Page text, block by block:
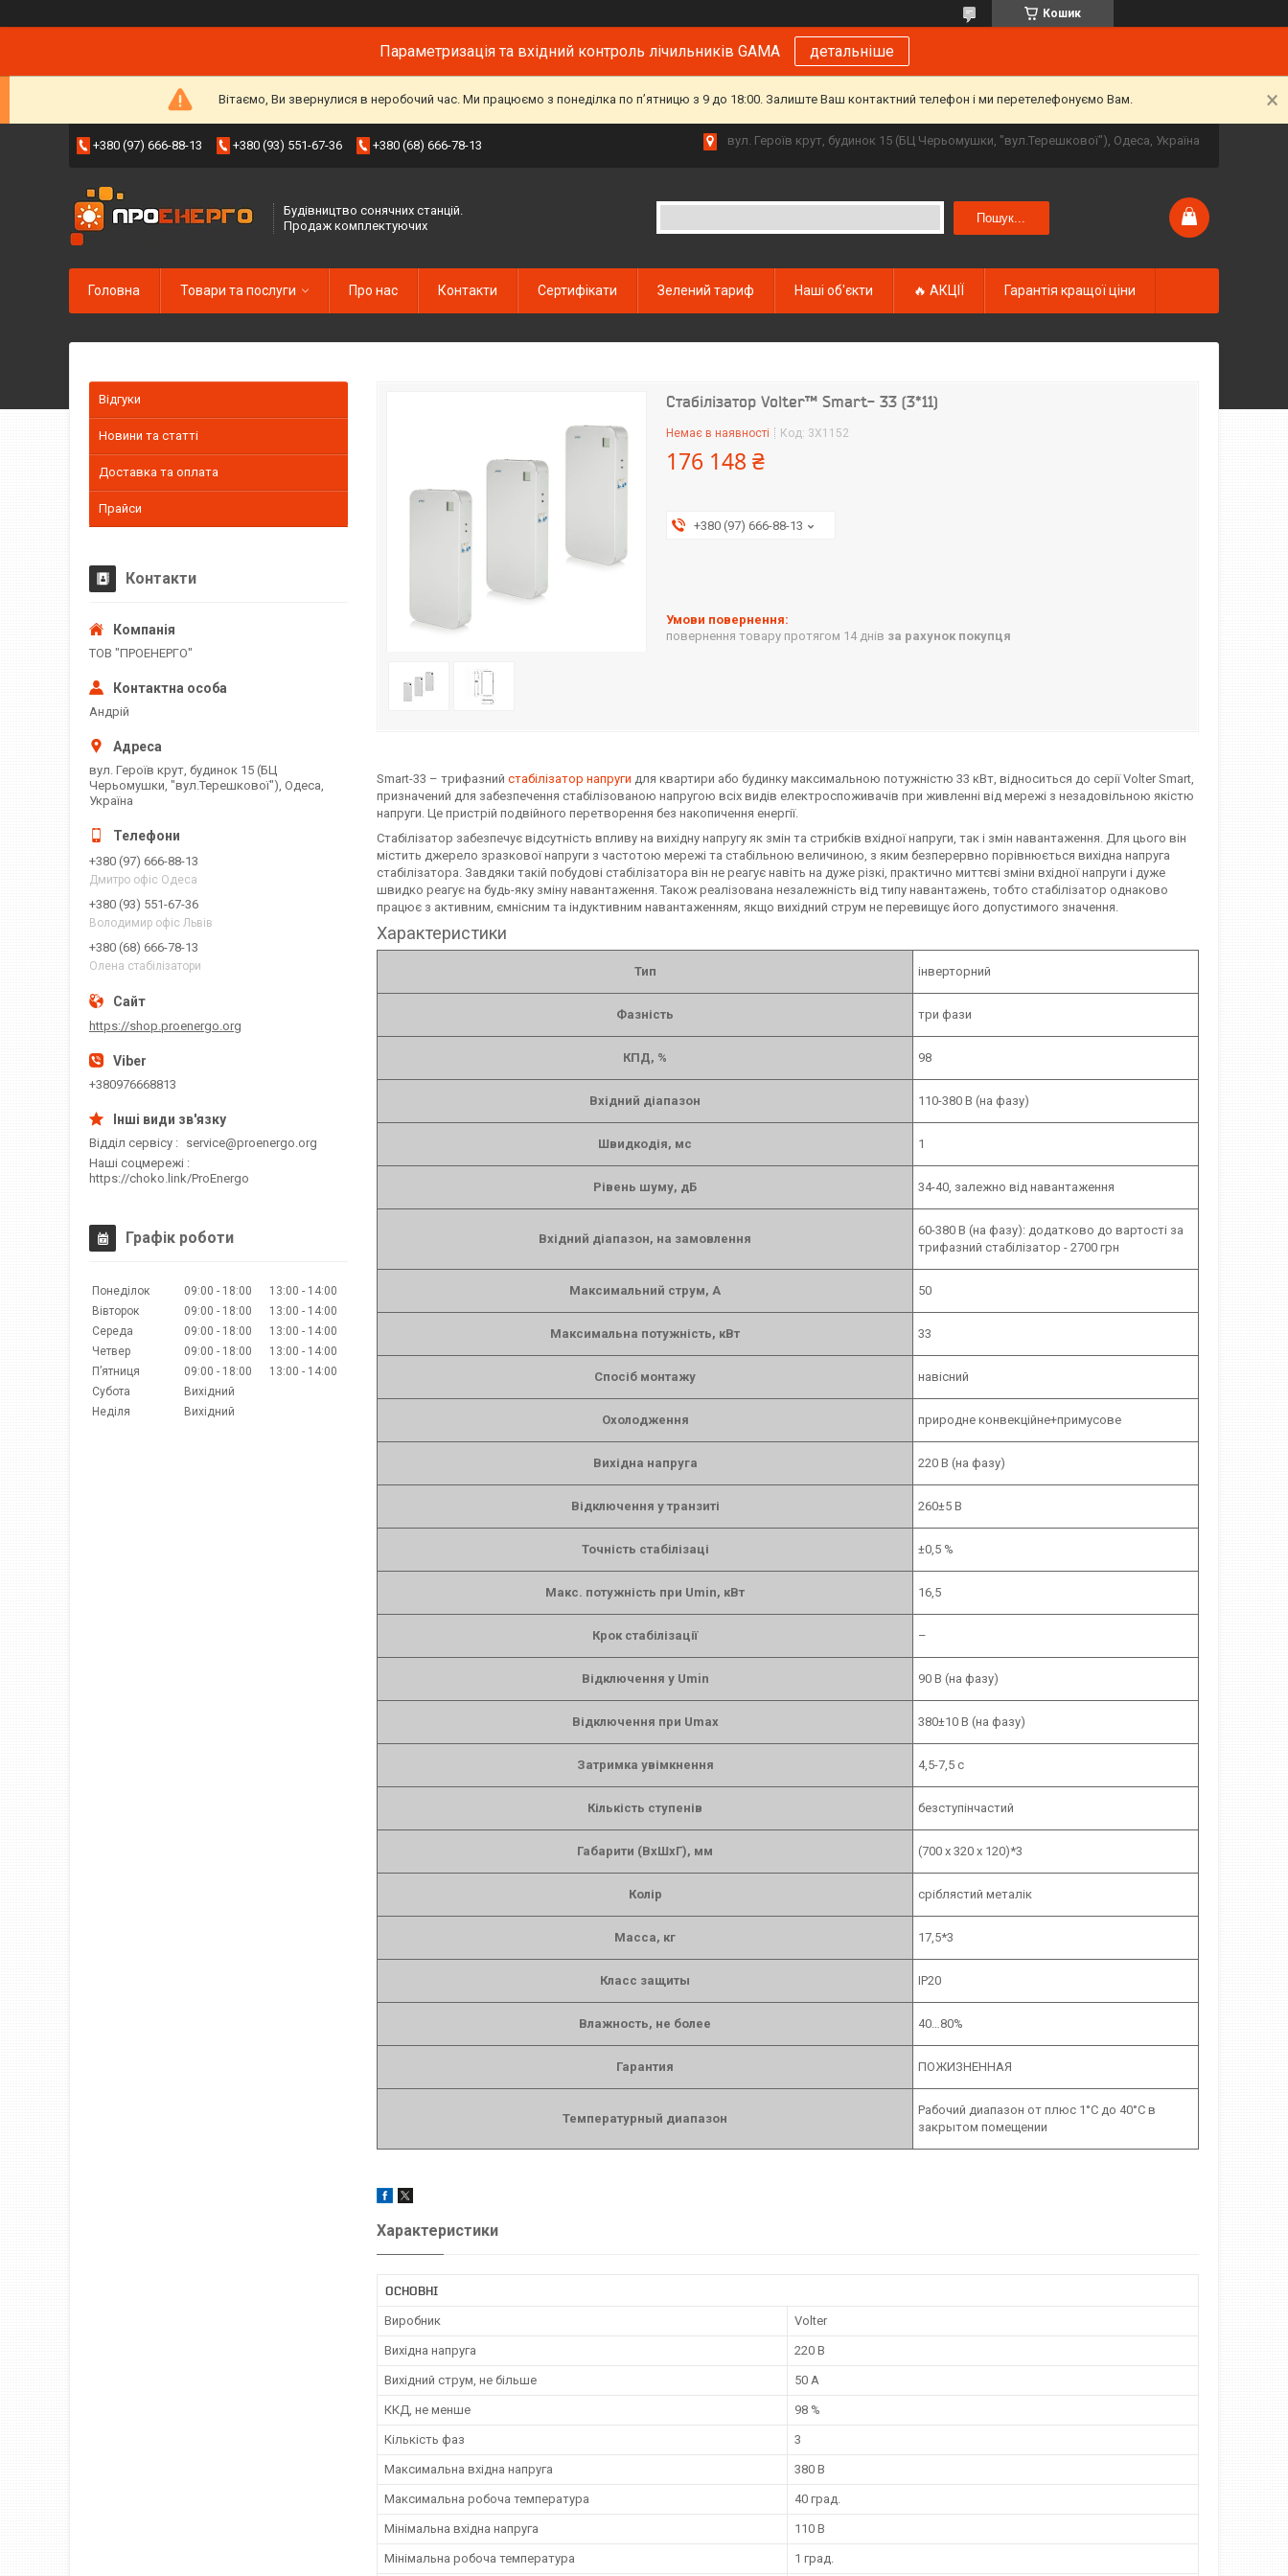
Кошик
Параметризація та вхідний контроль лічильників GAMA детальніше
Вітаємо, Ви звернулися в неробочий час. Ми працюємо з понеділка по пʼятницю з 9 до 18:00. Залиште Ваш контактний телефон і ми перетелефонуємо Вам.
+380 (97) 666-88-13 +380 (93) 551-67-36 +380 (68) 666-78-13 вул. Героїв крут, будинок 15 (БЦ Черьомушки, "вул.Терешкової"), Одеса, Україна
Будівництво сонячних станцій.
Продаж комплектуючих
Пошук...
Головна Товари та послуги Про нас Контакти Сертифікати Зелений тариф Наші об'єкти 🔥 АКЦІЇ Гарантія кращої ціни
Стабілізатор Volter™ Smart- 33 (3*11)
Немає в наявності Код: 3X1152
176 148 ₴
+380 (97) 666-88-13
повернення товару протягом 14 днів за рахунок покупця
Smart-33 – трифазний стабілізатор напруги для квартири або будинку максимальною потужністю 33 кВт, відноситься до серії Volter Smart,
призначений для забезпечення стабілізованою напругою всіх видів електроспоживачів при живленні від мережі з незадовільною якістю
напруги. Це пристрій подвійного перетворення без накопичення енергії.
Стабілізатор забезпечує відсутність впливу на вихідну напругу як змін та стрибків вхідної напруги, так і змін навантаження. Для цього він
містить джерело зразкової напруги з частотою мережі та стабільною величиною, з яким безперервно порівнюється вихідна напруга
стабілізатора. Завдяки такій побудові стабілізатора він не реагує навіть на дуже різкі, практично миттєві зміни вхідної напруги і дуже
швидко реагує на будь-яку зміну навантаження. Також реалізована незалежність від типу навантажень, тобто стабілізатор однаково
працює з активним, ємнісним та індуктивним навантаженням, якщо вихідний струм не перевищує його допустимого значення.
Характеристики
Тип інверторний
Фазність три фази
КПД, % 98
Вхідний діапазон 110-380 В (на фазу)
Швидкодія, мс 1
Рівень шуму, дБ 34-40, залежно від навантаження
Вхідний діапазон, на замовлення
60-380 В (на фазу): додатково до вартості за
трифазний стабілізатор - 2700 грн
Максимальний струм, А 50
Максимальна потужність, кВт 33
Спосіб монтажу навісний
Охолодження природне конвекційне+примусове
Вихідна напруга 220 В (на фазу)
Відключення у транзиті 260±5 В
Точність стабілізаці ±0,5 %
Макс. потужність при Umin, кВт 16,5
Крок стабілізації –
Відключення у Umin 90 В (на фазу)
Відключення при Umax 380±10 В (на фазу)
Затримка увімкнення 4,5-7,5 с
Кількість ступенів безступінчастий
Габарити (ВхШхГ), мм (700 х 320 х 120)*3
Колір сріблястий металік
Масса, кг 17,5*3
Класс защиты IP20
Влажность, не более 40…80%
Гарантия ПОЖИЗНЕННАЯ
Температурный диапазон
Рабочий диапазон от плюс 1°С до 40°С в
закрытом помещении
Характеристики
ОСНОВНІ
Виробник Volter
Вихідна напруга 220 В
Вихідний струм, не більше 50 А
ККД, не менше 98 %
Кількість фаз 3
Максимальна вхідна напруга 380 В
Максимальна робоча температура 40 град.
Мінімальна вхідна напруга 110 В
Мінімальна робоча температура 1 град.
Відгуки
Новини та статті
Доставка та оплата
Прайси
Контакти
ТОВ "ПРОЕНЕРГО"
Андрій
вул. Героїв крут, будинок 15 (БЦ
Черьомушки, "вул.Терешкової"), Одеса,
Україна
+380 (97) 666-88-13
Дмитро офіс Одеса
+380 (93) 551-67-36
Володимир офіс Львів
+380 (68) 666-78-13
Олена стабілізатори
https://shop.proenergo.org
+380976668813
Відділ сервісу
service@proenergo.org
Наші соцмережі
https://choko.link/ProEnergo
Графік роботи
Понеділок 09:00 18:00 13:00
14:00
Вівторок
09:00 18:00 13:00
14:00
Середа
09:00 18:00 13:00
14:00
Четвер
09:00 18:00 13:00
14:00
Пʼятниця
09:00 18:00 13:00
14:00
Субота
Вихідний
Неділя
Вихідний